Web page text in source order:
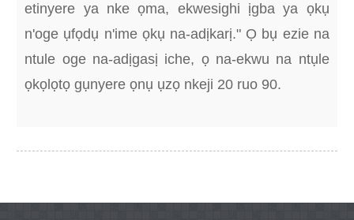
etinyere ya nke ọma, ekwesighi ịgba ya ọkụ
n'oge ụfọdụ n'ime ọkụ na-adịkarị." Ọ bụ ezie na
ntule oge na-adịgasị iche, ọ na-ekwu na ntụle
ọkọlọtọ gụnyere ọnụ ụzọ nkeji 20 ruo 90.